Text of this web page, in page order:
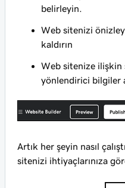
belirleyin.
Web sitenizi
kaldırın
Web sitenize ilişkin
yönlendirici bilgiler
Artık her şeyin nasıl
sitenizi ihtiyaçlarınıza